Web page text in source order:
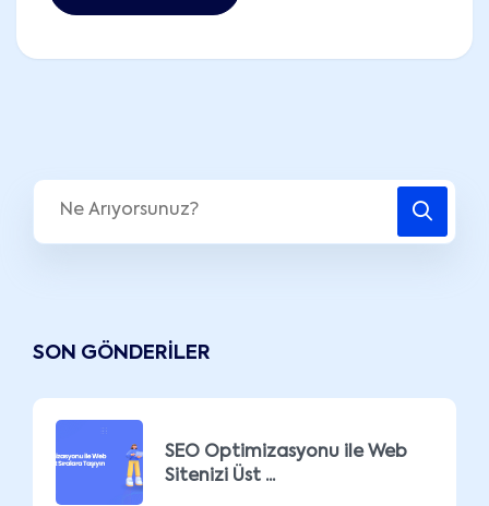
SON GÖNDERILER
SEO Optimizasyonu ile Web
Sitenizi Üst ...